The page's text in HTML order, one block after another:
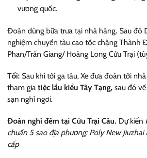
vương quốc.
Đoàn dùng bữa trưa tại nhà hàng. Sau đó
nghiệm chuyến tàu cao tốc chặng Thành
Phan/Trấn Giang/ Hoàng Long Cửu Trại
Tối: Sau khi tới ga tàu, Xe đưa đoàn tới
tham gia tiệc lẩu kiểu Tây Tạng, sau đó
sạn nghỉ ngơi.
Đoàn nghỉ đêm tại Cửu Trại Câu. Dự kiến
chuẩn 5 sao địa phương: Poly New
cấp